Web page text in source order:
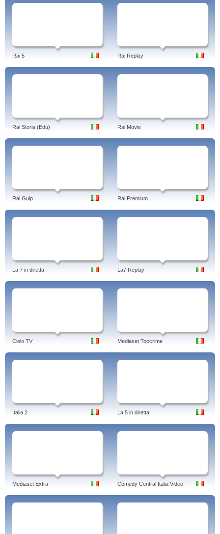
Rai 5 Rai Replay
Rai Storia (Edu) Rai Movie
Rai Gulp Rai Premium
La 7 in diretta La7 Replay
Cielo TV Mediaset Topcrime
Italia 2 La 5 in diretta
Mediaset Extra Comedy Central Italia Video